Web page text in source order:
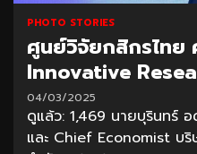
PHOTO STORIES
ศูนย์วิจัยกสิกรไทย
Innovative
04/03/2025
ดูแล้ว: 1,469 นายบุรินทร์
และ Chief Economist บ